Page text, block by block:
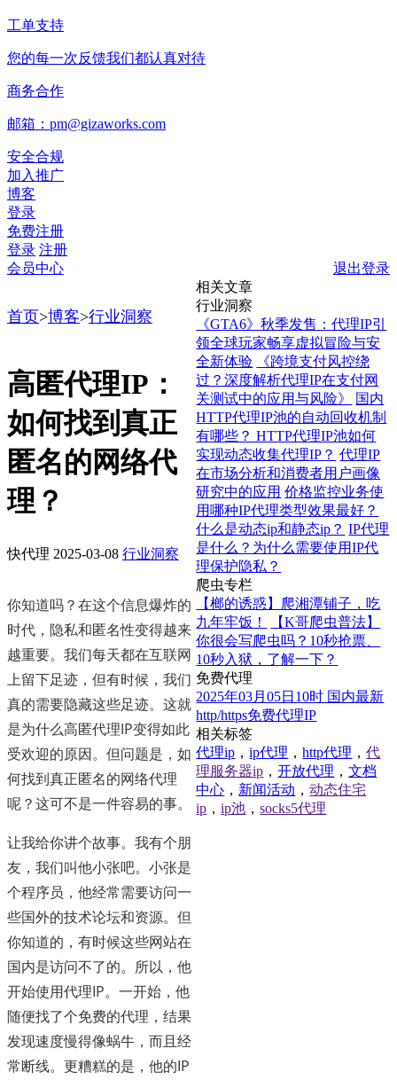
工单支持
您的每一次反馈我们都认真对待
商务合作
邮箱：pm@gizaworks.com
安全合规
加入推广
博客
登录
免费注册
登录 注册
会员中心
退出登录
首页>博客>行业洞察
高匿代理IP：
如何找到真正
匿名的网络代
理？
快代理 2025-03-08 行业洞察
你知道吗？在这个信息爆炸的
时代，隐私和匿名性变得越来
越重要。我们每天都在互联网
上留下足迹，但有时候，我们
真的需要隐藏这些足迹。这就
是为什么高匿代理IP变得如此
受欢迎的原因。但问题是，如
何找到真正匿名的网络代理
呢？这可不是一件容易的事。
让我给你讲个故事。我有个朋
友，我们叫他小张吧。小张是
个程序员，他经常需要访问一
些国外的技术论坛和资源。但
你知道的，有时候这些网站在
国内是访问不了的。所以，他
开始使用代理IP。一开始，他
随便找了个免费的代理，结果
发现速度慢得像蜗牛，而且经
常断线。更糟糕的是，他的IP
相关文章
行业洞察
《GTA6》秋季发售：代理IP引
领全球玩家畅享虚拟冒险与安
全新体验
《跨境支付风控绕
过？深度解析代理IP在支付网
关测试中的应用与风险》
国内
HTTP代理IP池的自动回收机制
有哪些？ HTTP代理IP池如何
实现动态收集代理IP？ 代理IP
在市场分析和消费者用户画像
研究中的应用 价格监控业务使
用哪种IP代理类型效果最好？
什么是动态ip和静态ip？ IP代理
是什么？为什么需要使用IP代
理保护隐私？
爬虫专栏
【榔的诱惑】爬湘潭铺子，吃
九年牢饭！
【K哥爬虫普法】
你很会写爬虫吗？10秒抢票、
10秒入狱，了解一下？
免费代理
2025年03月05日10时 国内最新
http/https免费代理IP
相关标签
代理ip ，ip代理 ，http代理 ，代
理服务器ip ，开放代理 ，文档
中心 ， 新闻活动 ，动态住宅
ip ，ip池 ，socks5代理